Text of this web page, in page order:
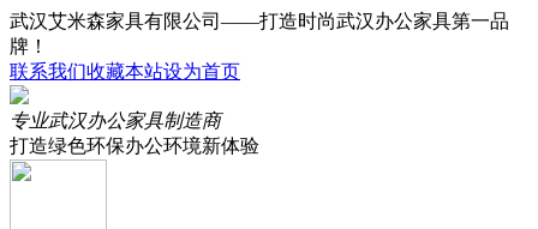
武汉艾米森家具有限公司——打造时尚武汉办公家具第一品
牌！
联系我们收藏本站设为首页
专业武汉办公家具制造商
打造绿色环保办公环境新体验